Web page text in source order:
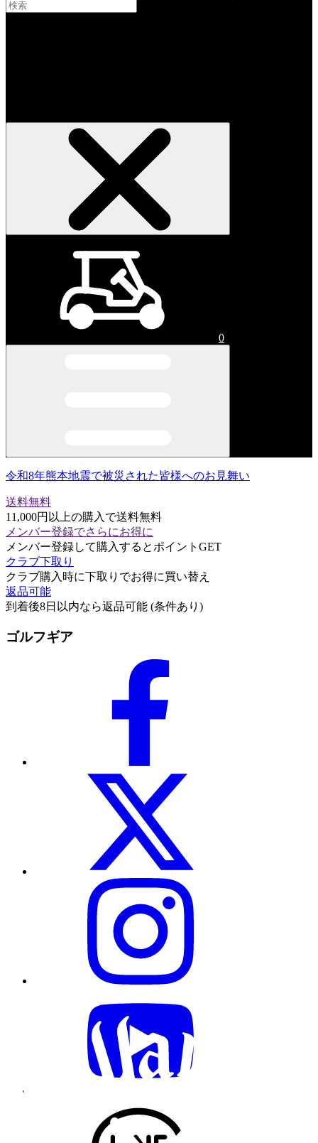
0
令和8年熊本地震で被災された皆様へのお見舞い
送料無料
11,000円以上の購入で送料無料
メンバー登録でさらにお得に
メンバー登録して購入するとポイントGET
クラブ下取り
クラブ購入時に下取りでお得に買い替え
返品可能
到着後8日以内なら返品可能 (条件あり)
ゴルフギア